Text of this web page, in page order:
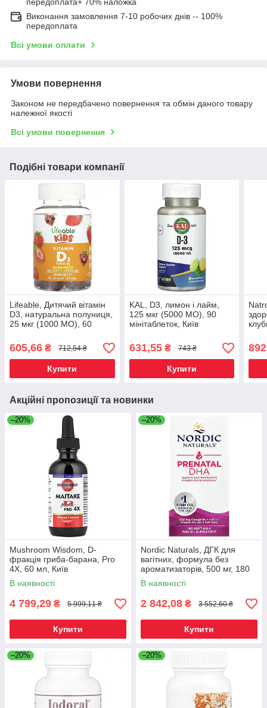
Виконання замовлення 7-10 робочих днів -- 100%
передоплата
Всі умови оплати
Умови повернення
Законом не передбачено повернення та обмін даного товару
належної якості
Всі умови повернення
Подібні товари компанії
Lifeable, Дитячий вітамін
D3, натуральна полуниця,
25 мкг (1000 МО), 60
605,66 ₴ 712,54 ₴
Купити
KAL, D3, лимон і лайм,
125 мкг (5000 МО), 90
мінітаблеток, Київ
631,55₴ 743 ₴
Купити
Акційні пропозиції та новинки
–20%
Mushroom Wisdom, D-
фракція гриба-барана, Pro
4X, 60 мл, Київ
В наявності
4 799,29 ₴ 5 999,11 ₴
Купити
–20%
Nordic Naturals, ДГК для
вагітних, формула без
ароматизаторів, 500 мг, 180
желатинових капсул, Київ
В наявності
2 842,08 ₴ 3 552,60 ₴
Купити
–20% –20%